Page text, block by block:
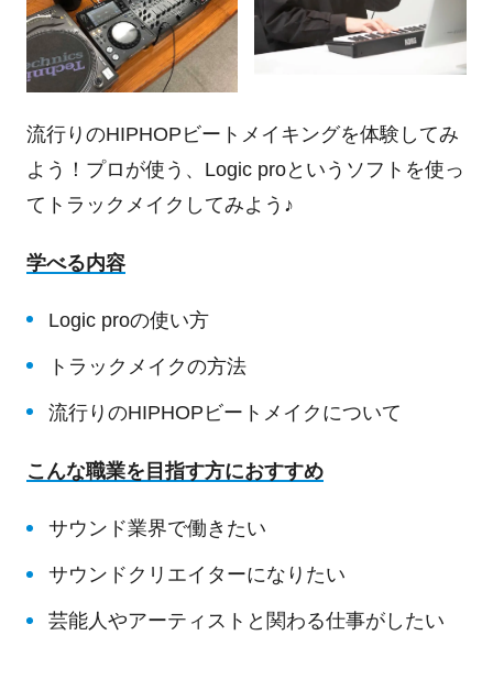
流行りのHIPHOPビートメイキングを体験してみ
よう！プロが使う、Logic proというソフトを使っ
てトラックメイクしてみよう♪
学べる内容
Logic proの使い方
トラックメイクの方法
流行りのHIPHOPビートメイクについて
こんな職業を目指す方におすすめ
サウンド業界で働きたい
サウンドクリエイターになりたい
芸能人やアーティストと関わる仕事がしたい